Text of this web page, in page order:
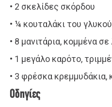
• 2 σκελίδες σκόρδου
• ¼ κουταλάκι του
• 8 μανιτάρια, κομμένα
• 1 μεγάλο καρότο,
• 3 φρέσκα κρεμμυδάκια,
Οδηγίες